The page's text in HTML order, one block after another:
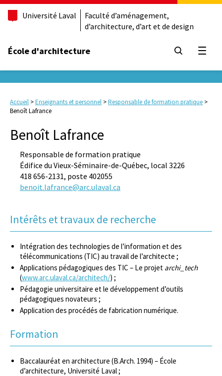
Université Laval
Faculté d’aménagement,
d’architecture, d’art et de design
École d'architecture
Accueil >Enseignants et personnel >Responsable de formation pratique >
Benoît Lafrance
Benoît Lafrance
Responsable de formation pratique
Édifice du Vieux-Séminaire-de-Québec, local 3226
418 656-2131, poste 402055
benoit.lafrance@arc.ulaval.ca
Intérêts et travaux de recherche
Intégration des technologies de l’information et des
télécommunications (TIC) au travail de l’architecte ;
Applications pédagogiques des TIC – Le projet archi_tech
(www.arc.ulaval.ca/architech/) ;
Pédagogie universitaire et le développement d’outils
pédagogiques novateurs ;
Application des procédés de fabrication numérique.
Formation
Baccalauréat en architecture (B.Arch. 1994) – École
d’architecture, Université Laval ;